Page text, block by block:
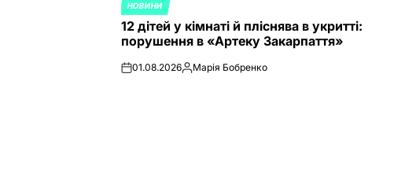
POSTED
IN
НОВИНИ
12 дітей у кімнаті й пліснява в укритті:
порушення в «Артеку Закарпаття»
on01.08.2026Posted
Марія Бобренко